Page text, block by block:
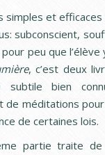
simples et
subconscient,
peu que
, c’est deux
subtile bien
de méditations
de certaines lois.
partie traite de